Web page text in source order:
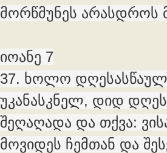
მორწმუნეს არასდროს
იოანე 7
37. ხოლო
უკანასკნელ, დიდ
შეღაღადა და თქვა:
მოვიდეს ჩემთან და